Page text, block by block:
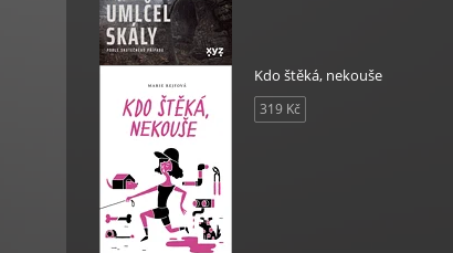
Kdo štěká, nekouše
319 Kč